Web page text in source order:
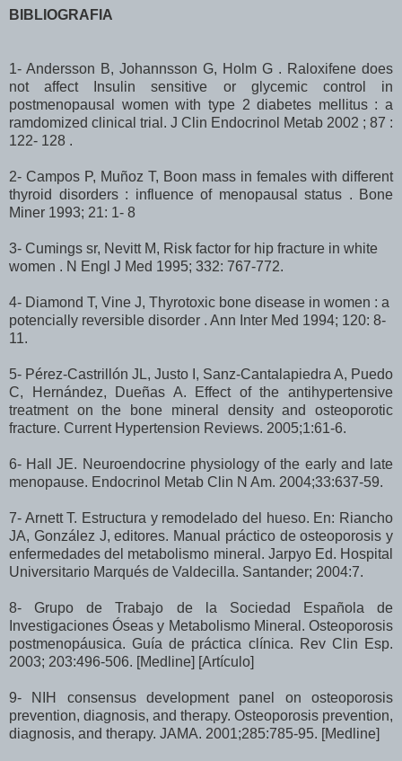
BIBLIOGRAFIA
1- Andersson B, Johannsson G, Holm G . Raloxifene does
not affect Insulin sensitive or glycemic control in
postmenopausal women with type 2 diabetes mellitus : a
ramdomized clinical trial. J Clin Endocrinol Metab 2002 ; 87 :
122- 128 .
2- Campos P, Muñoz T, Boon mass in females with different
thyroid disorders : influence of menopausal status . Bone
Miner 1993; 21: 1- 8
3- Cumings sr, Nevitt M, Risk factor for hip fracture in white
women . N Engl J Med 1995; 332: 767-772.
4- Diamond T, Vine J, Thyrotoxic bone disease in women : a
potencially reversible disorder . Ann Inter Med 1994; 120: 8-
11.
5- Pérez-Castrillón JL, Justo I, Sanz-Cantalapiedra A, Puedo
C, Hernández, Dueñas A. Effect of the antihypertensive
treatment on the bone mineral density and osteoporotic
fracture. Current Hypertension Reviews. 2005;1:61-6.
6- Hall JE. Neuroendocrine physiology of the early and late
menopause. Endocrinol Metab Clin N Am. 2004;33:637-59.
7- Arnett T. Estructura y remodelado del hueso. En: Riancho
JA, González J, editores. Manual práctico de osteoporosis y
enfermedades del metabolismo mineral. Jarpyo Ed. Hospital
Universitario Marqués de Valdecilla. Santander; 2004:7.
8- Grupo de Trabajo de la Sociedad Española de
Investigaciones Óseas y Metabolismo Mineral. Osteoporosis
postmenopáusica. Guía de práctica clínica. Rev Clin Esp.
2003; 203:496-506. [Medline] [Artículo]
9- NIH consensus development panel on osteoporosis
prevention, diagnosis, and therapy. Osteoporosis prevention,
diagnosis, and therapy. JAMA. 2001;285:785-95. [Medline]